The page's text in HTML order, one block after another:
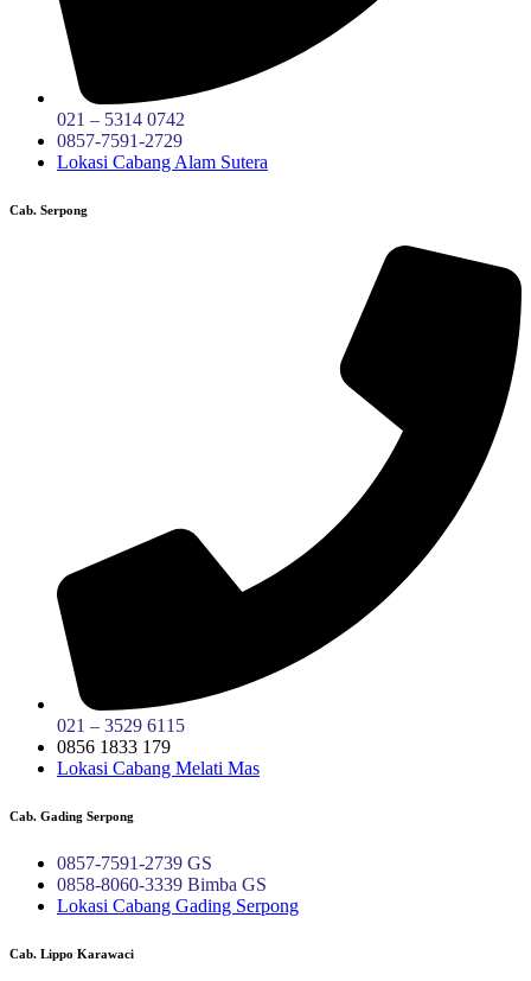
021 – 5314 0742
0857-7591-2729
Lokasi Cabang Alam Sutera
Cab. Serpong
021 – 3529 6115
0856 1833 179
Lokasi Cabang Melati Mas
Cab. Gading Serpong
0857-7591-2739 GS
0858-8060-3339 Bimba GS
Lokasi Cabang Gading Serpong
Cab. Lippo Karawaci